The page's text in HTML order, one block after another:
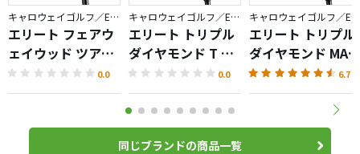
キャロウェイゴルフ／ELYTE
エリート フェアウ
ェイウッド ツアー
バージョン
0.0
キャロウェイゴルフ／ELYTE
エリート トリプル
ダイヤモンド T ド
ライバー
0.0
エリート トリプル
ダイヤモンド MAX
ドライバー
6.7
同じブランドの商品一覧